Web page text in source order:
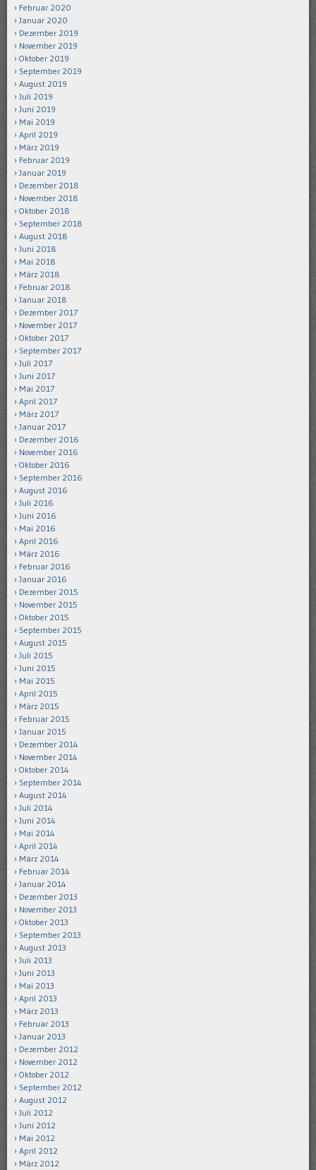
Februar 2020
Januar 2020
Dezember 2019
November 2019
Oktober 2019
September 2019
August 2019
Juli 2019
Juni 2019
Mai 2019
April 2019
März 2019
Februar 2019
Januar 2019
Dezember 2018
November 2018
Oktober 2018
September 2018
August 2018
Juni 2018
Mai 2018
März 2018
Februar 2018
Januar 2018
Dezember 2017
November 2017
Oktober 2017
September 2017
Juli 2017
Juni 2017
Mai 2017
April 2017
März 2017
Januar 2017
Dezember 2016
November 2016
Oktober 2016
September 2016
August 2016
Juli 2016
Juni 2016
Mai 2016
April 2016
März 2016
Februar 2016
Januar 2016
Dezember 2015
November 2015
Oktober 2015
September 2015
August 2015
Juli 2015
Juni 2015
Mai 2015
April 2015
März 2015
Februar 2015
Januar 2015
Dezember 2014
November 2014
Oktober 2014
September 2014
August 2014
Juli 2014
Juni 2014
Mai 2014
April 2014
März 2014
Februar 2014
Januar 2014
Dezember 2013
November 2013
Oktober 2013
September 2013
August 2013
Juli 2013
Juni 2013
Mai 2013
April 2013
März 2013
Februar 2013
Januar 2013
Dezember 2012
November 2012
Oktober 2012
September 2012
August 2012
Juli 2012
Juni 2012
Mai 2012
April 2012
März 2012